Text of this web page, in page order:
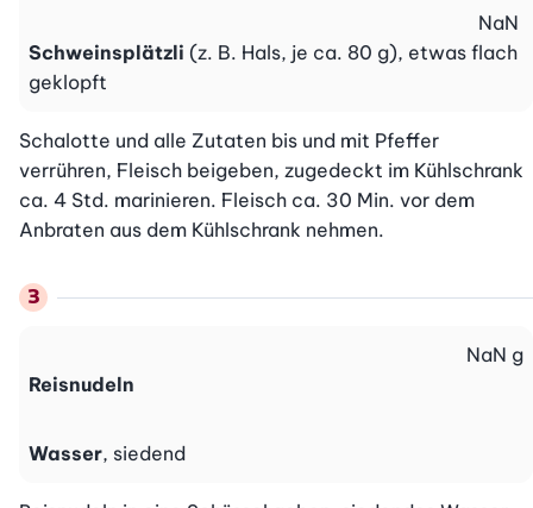
Schweinsplätzli (z. B. Hals, je ca. 80 g), etwas flach
geklopft
NaN
Schalotte und alle Zutaten bis und mit Pfeffer
verrühren, Fleisch beigeben, zugedeckt im Kühlschrank
ca. 4 Std. marinieren. Fleisch ca. 30 Min. vor dem
Anbraten aus dem Kühlschrank nehmen.
Reisnudeln
NaN g
Wasser, siedend